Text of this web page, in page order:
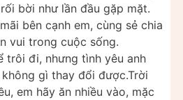
bời như lần đầu gặp mặt.
bên cạnh em, cùng sẻ chia
vui trong cuộc sống.
trôi đi, nhưng tình yêu anh
gì thay đổi được.Trời
em hãy ăn nhiều vào, mặc